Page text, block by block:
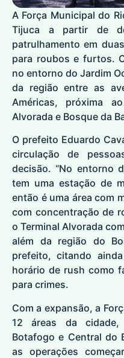
A Força Municipal do
Tijuca a partir de
patrulhamento em
para roubos e furtos.
no entorno do Jardim
da região entre as
Américas, próxima
Alvorada e Bosque da
O prefeito Eduardo
circulação de
decisão. “No entorno
tem uma estação de
então é uma área com
com concentração de
o Terminal Alvorada
além da região do
prefeito, citando
horário de rush como
para crimes.
Com a expansão, a
12 áreas da cidade,
Botafogo e Central do
as operações